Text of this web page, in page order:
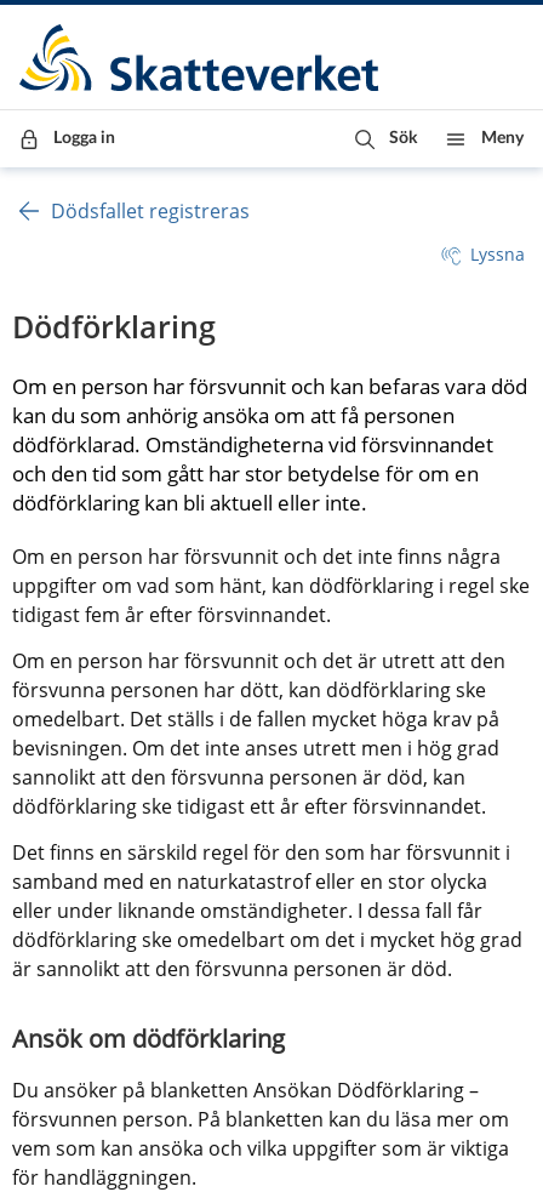
Till innehåll
Till navigationen
Till chattrobot
Logga in Sök Meny
Dödsfallet registreras
Lyssna
Dödförklaring
Om en person har försvunnit och kan befaras vara död
kan du som anhörig ansöka om att få personen
dödförklarad. Omständigheterna vid försvinnandet
och den tid som gått har stor betydelse för om en
dödförklaring kan bli aktuell eller inte.
Om en person har försvunnit och det inte finns några
uppgifter om vad som hänt, kan dödförklaring i regel ske
tidigast fem år efter försvinnandet.
Om en person har försvunnit och det är utrett att den
försvunna personen har dött, kan dödförklaring ske
omedelbart. Det ställs i de fallen mycket höga krav på
bevisningen. Om det inte anses utrett men i hög grad
sannolikt att den försvunna personen är död, kan
dödförklaring ske tidigast ett år efter försvinnandet.
Det finns en särskild regel för den som har försvunnit i
samband med en naturkatastrof eller en stor olycka
eller under liknande omständigheter. I dessa fall får
dödförklaring ske omedelbart om det i mycket hög grad
är sannolikt att den försvunna personen är död.
Ansök om dödförklaring
Du ansöker på blanketten Ansökan Dödförklaring –
försvunnen person. På blanketten kan du läsa mer om
vem som kan ansöka och vilka uppgifter som är viktiga
för handläggningen.